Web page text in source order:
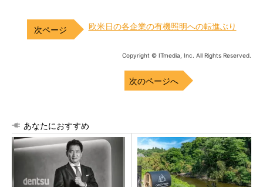
欧米日の各企業の有機照明への転進ぶり
Copyright © ITmedia, Inc. All Rights Reserved.
次のページへ
あなたにおすすめ